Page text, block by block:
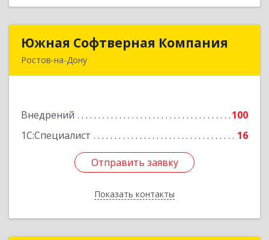
Южная Софтверная Компания
Ростов-на-Дону
Внедрений
100
1С:Специалист
16
Отправить заявку
Показать контакты
Южная Софтверная Компания
Подробнее
Отправить заявку
Назад